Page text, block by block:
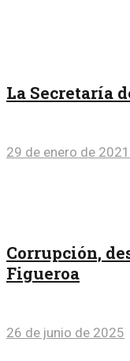
La Secretaría
29 de enero de 2021
Corrupción,
Figueroa
26 de junio de 2025